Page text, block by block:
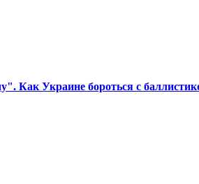
Как Украине бороться с